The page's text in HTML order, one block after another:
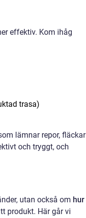
effektiv. Kom ihåg
trasa)
lämnar repor, fläckar
och tryggt, och
utan också om hur
produkt. Här går vi